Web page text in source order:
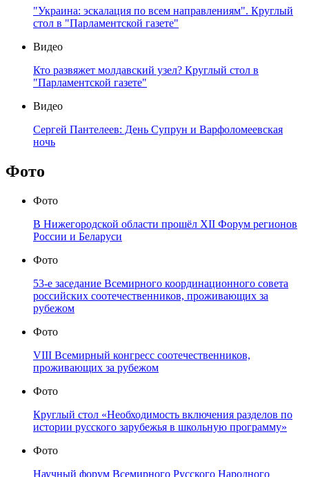
"Украина: эскалация по всем направлениям". Круглый
стол в "Парламентской газете"
Видео
Кто развяжет молдавский узел? Круглый стол в
"Парламентской газете"
Видео
Сергей Пантелеев: День Супрун и Варфоломеевская
ночь
Фото
Фото
В Нижегородской области прошёл XII Форум регионов
России и Беларуси
Фото
53-е заседание Всемирного координационного совета
российских соотечественников, проживающих за
рубежом
Фото
VIII Всемирный конгресс соотечественников,
проживающих за рубежом
Фото
Круглый стол «Необходимость включения разделов по
истории русского зарубежья в школьную программу»
Фото
Научный форум Всемирного Русского Народного